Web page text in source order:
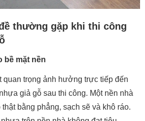
thường gặp khi thi công
bề mặt nền
quan trọng ảnh hưởng trực tiếp đến
giả gỗ sau thi công. Một nền nhà
bằng phẳng, sạch sẽ và khô ráo.